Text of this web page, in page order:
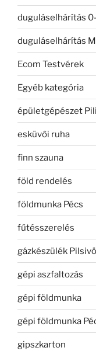
duguláselhárítás
duguláselhárítás
Ecom Testvérek
Egyéb kategória
épületgépészet
esküvői ruha
finn szauna
föld rendelés
földmunka Pécs
fűtésszerelés
gázkészülék
gépi aszfaltozás
gépi földmunka
gépi földmunka
gipszkarton